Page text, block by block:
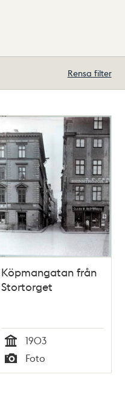
Rensa filter
Köpmangatan från
Stortorget
Tid
1903
Typ
Foto